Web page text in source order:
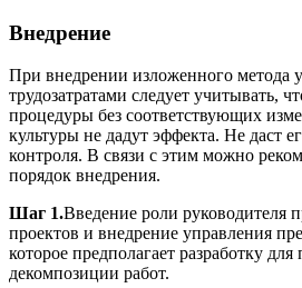
Внедрение
При внедрении изложенного метода
трудозатратами следует учитывать,
процедуры без соответствующих
культуры не дадут эффекта. Не даст
контроля. В связи с этим можно
порядок внедрения.
Шаг 1.Введение роли руководителя
проектов и внедрение управления
которое предполагает разработку для
декомпозиции работ.